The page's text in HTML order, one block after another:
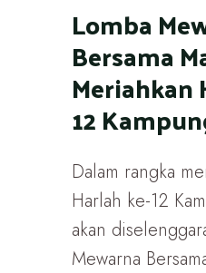
Lomba
Bersama
Meriahkan
12
Dalam rangka
Harlah ke-12
akan
Mewarna